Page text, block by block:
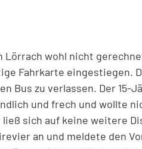
Lörrach wohl nicht
Fahrkarte eingestiegen.
Bus zu verlassen. Der 15-
und frech und wollte
sich auf keine weitere
an und meldete den